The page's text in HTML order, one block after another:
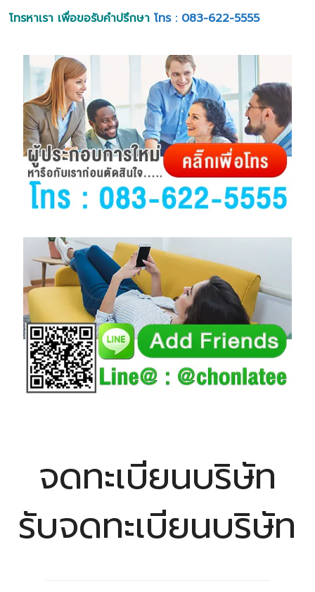
โทรหาเรา เพื่อขอรับคำปรึกษา โทร : 083-622-5555
จดทะเบียนบริษัท
รับจดทะเบียนบริษัท